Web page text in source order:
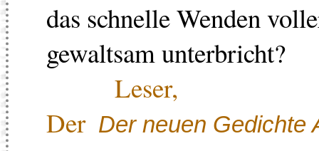
das schnelle Wenden
gewaltsam unterbricht?
Leser,
Der Der neuen Gedichte